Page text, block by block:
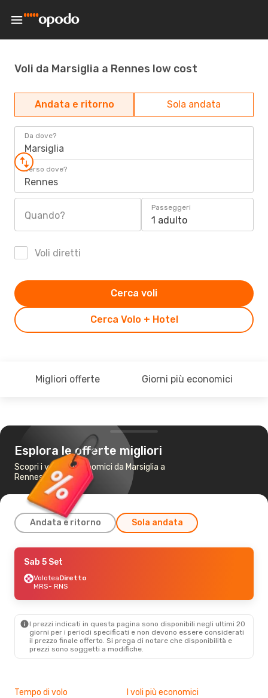
Voli da Marsiglia a Rennes low cost
Andata e ritorno Sola andata
Da dove?
Marsiglia
Verso dove?
Rennes
Quando?
Passeggeri
1 adulto
Voli diretti
Cerca Volo + Hotel
Cerca voli
Migliori offerte Giorni più economici
Esplora le offerte migliori
Scopri i voli più economici da Marsiglia a
Rennes
Andata e ritorno Sola andata
Gio 10 Set
VoloteaDiretto
MRS- RNS
RNS- MRS
Sab 5 Set
VoloteaDiretto
MRS- RNS
I prezzi indicati in questa pagina sono disponibili negli ultimi 20
giorni per i periodi specificati e non devono essere considerati
il ​​prezzo finale offerto. Si prega di notare che disponibilità e
prezzi sono soggetti a modifiche.
Tempo di volo I voli più economici